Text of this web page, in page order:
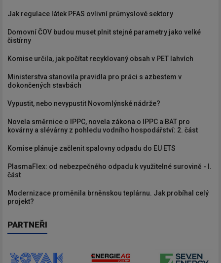
Jak regulace látek PFAS ovlivní průmyslové sektory
Domovní ČOV budou muset plnit stejné parametry jako velké
čistírny
Komise určila, jak počítat recyklovaný obsah v PET lahvích
Ministerstva stanovila pravidla pro práci s azbestem v
dokončených stavbách
Vypustit, nebo nevypustit Novomlýnské nádrže?
Novela směrnice o IPPC, novela zákona o IPPC a BAT pro
kovárny a slévárny z pohledu vodního hospodářství: 2. část
Komise plánuje začlenit spalovny odpadu do EU ETS
PlasmaFlex: od nebezpečného odpadu k využitelné surovině - I.
část
Modernizace proměnila brněnskou teplárnu. Jak probíhal celý
projekt?
PARTNEŘI